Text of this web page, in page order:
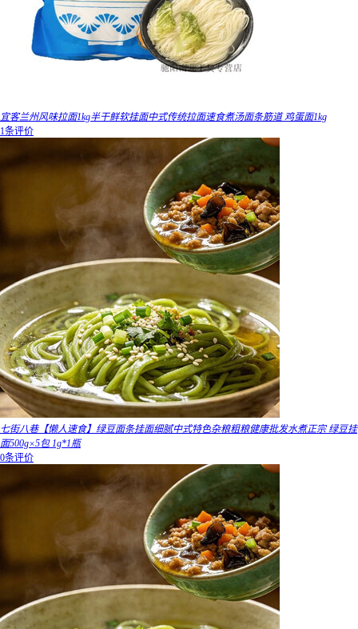
宜客兰州风味拉面1kg半干鲜软挂面中式传统拉面速食煮汤面条筋道 鸡蛋面1kg
1条评价
七街八巷【懒人速食】绿豆面条挂面细腻中式特色杂粮粗粮健康批发水煮正宗 绿豆挂
面500g×5包 1g*1瓶
0条评价